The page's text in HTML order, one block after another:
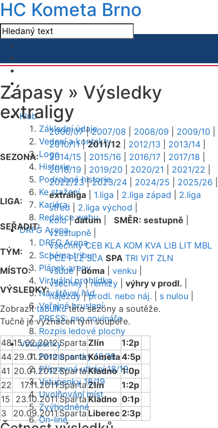
HC Kometa Brno
Klub
Základní údaje
Vedení a kontakty
Logo
Historie
Podrobná historie
Ke stažení
Kariéra
Redakce webu
DRFG Arena
DRFG Arena
Schéma tribun
Plánek areny
Virtuální prohlídka
Návštěvní řád
Veřejné bruslení
PRESS: pro novináře
Rozpis ledové plochy
Vstupenky
Permanentky 18/19
Přípravná utkání 18/19
Vstupenky 18/19
Uvolňování míst
Zvýhodněné
On-line
Zápasy » Výsledky
extraligy
SEZONA:
2006/07|2007/08 2008/09 2009/10
2010/11|2011/12 2012/13 2013/14
2014/15
2015/16 2016/17 2017/18
2018/19
2019/20 2020/21 2021/22
2022/23|2023/24 2024/25 2025/26
LIGA:
extraliga 1.liga 2.liga západ
2.liga
střed
2.liga východ
SEŘADIT:
kolo|datum SMĚR: sestupně
vzestupně
TÝM:
všechny CEB KLA KOM KVA LIB LIT MBL
PCE PLZ SLA SPA TRI VIT ZLN
MÍSTO:
všude|doma venku
VÝSLEDKY:
všechny|remízy výhry v prodl.
nájezdy|prodl. nebo náj. s nulou
Zobrazittabulkutéto sezóny a soutěže.
Tučně je vyznačen tým soupeře.
4815.02.2012Sparta Zlín
1:2p
44 29.01.2012SpartaKometa4:5p
41 20.01.2012SpartaKladno 1:0p
22
17.11.2011SpartaZlín
1:2p
15
23.10.2011 Sparta Kladno 0:1p
3
20.09.2011SpartaLiberec 2:3p